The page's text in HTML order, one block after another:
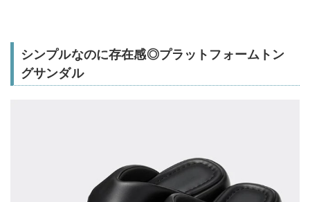
シンプルなのに存在感◎プラットフォームトン
グサンダル